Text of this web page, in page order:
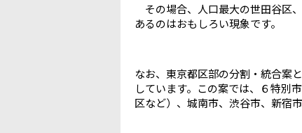
その場合、人口最大の世田谷区
あるのはおもしろい現象です。
なお、東京都区部の分割・統合案
しています。この案では、６特別
区など）、城南市、渋谷市、新宿